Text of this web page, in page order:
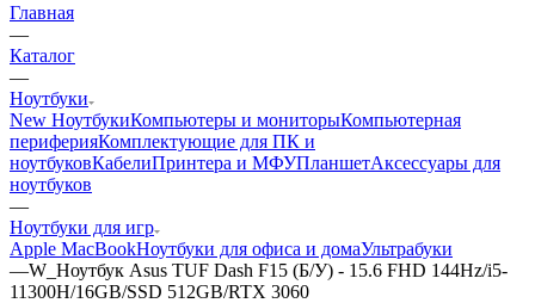
Главная
—
Каталог
—
Ноутбуки
New НоутбукиКомпьютеры и мониторыКомпьютерная
периферияКомплектующие для ПК и
ноутбуковКабелиПринтера и МФУПланшетАксессуары для
ноутбуков
—
Ноутбуки для игр
Apple MacBookНоутбуки для офиса и домаУльтрабуки
—W_Ноутбук Asus TUF Dash F15 (Б/У) - 15.6 FHD 144Hz/i5-
11300H/16GB/SSD 512GB/RTX 3060